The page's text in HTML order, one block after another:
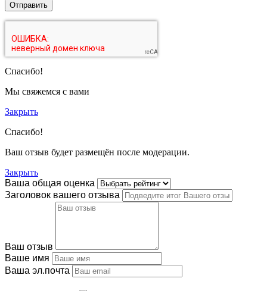
Спасибо!
Мы свяжемся с вами
Закрыть
Спасибо!
Ваш отзыв будет размещён после модерации.
Закрыть
Ваша общая оценка
Заголовок вашего отзыва
Ваш отзыв
Ваше имя
Ваша эл.почта